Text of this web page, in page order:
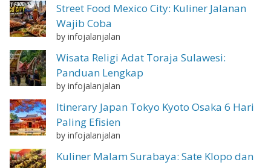
Street Food Mexico City: Kuliner Jalanan
Wajib Coba
by infojalanjalan
Wisata Religi Adat Toraja Sulawesi:
Panduan Lengkap
by infojalanjalan
Itinerary Japan Tokyo Kyoto Osaka 6 Hari
Paling Efisien
by infojalanjalan
Kuliner Malam Surabaya: Sate Klopo dan